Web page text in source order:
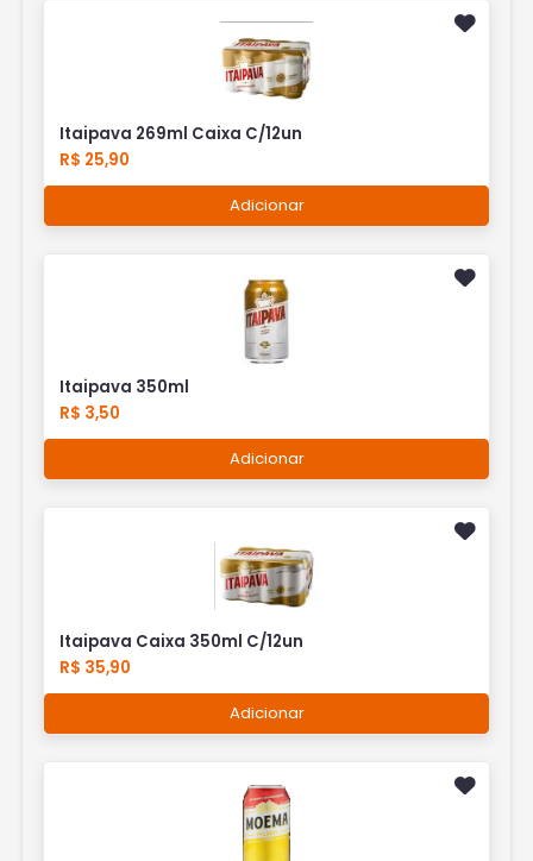
Itaipava 269ml Caixa C/12un
R$ 25,90
Adicionar
Itaipava 350ml
R$ 3,50
Adicionar
Itaipava Caixa 350ml C/12un
R$ 35,90
Adicionar